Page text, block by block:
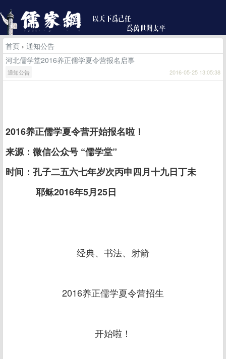
首页 › 通知公告
河北儒学堂2016养正儒学夏令营报名启事
通知公告 2016-05-25 13:05:38
2016养正儒学夏令营开始报名啦！
来源：微信公众号 “儒学堂”
时间：孔子二五六七年岁次丙申四月十九日丁未
耶稣2016年5月25日
经典、书法、射箭
2016养正儒学夏令营招生
开始啦！